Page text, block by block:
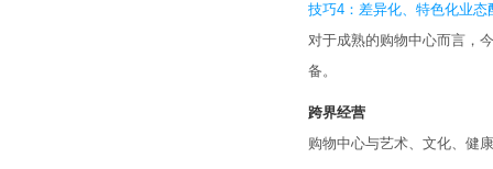
技巧4：差异化、特色化业态
对于成熟的购物中心而言，
备。
跨界经营
购物中心与艺术、文化、健